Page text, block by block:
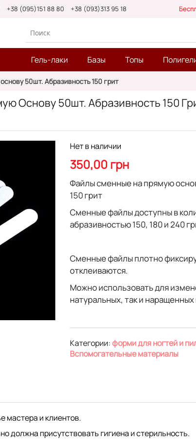
+38 (095)151 88 80 +38 (093)313 95 18
Гель-лаки Базы Топы
50шт. Абразивность 150 грит
Основу 50шт. Абразивность 150
Нет в наличии
350,00 грн
Файлы сменные на прямую
150 грит
Сменные файлы доступны в
абразивностью 150, 180 и 240
Сменные файлы плотно
отклеиваются.
Можно использовать для
натуральных, так и наращенных
Категории:форми для ногтей и
Вспомогательные материалы
мастера и клиентов.
должна присутствовать гигиена и стерильность.